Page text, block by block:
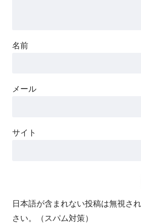
名前
メール
サイト
日本語が含まれない投稿は無視さ
さい。（スパム対策）